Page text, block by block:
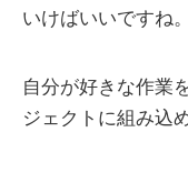
いけばいいですね。
自分が好きな作業
ジェクトに組み込